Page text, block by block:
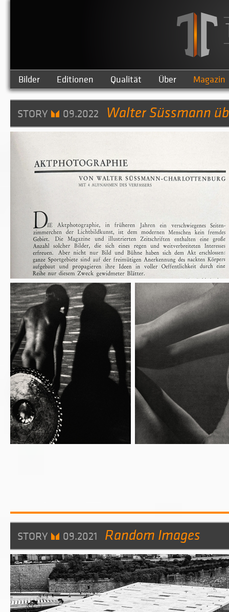
Bilder Editionen Qualität Über Magazin
STORY 09.2022 Walter Süssmann
STORY 09.2021 Random Images